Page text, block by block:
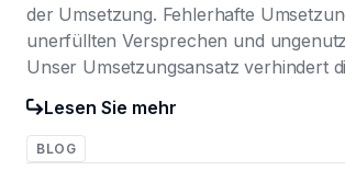
der Umsetzung. Fehlerhafte
unerfüllten Versprechen und
Unser Umsetzungsansatz verhindert
Lesen Sie mehr
BLOG